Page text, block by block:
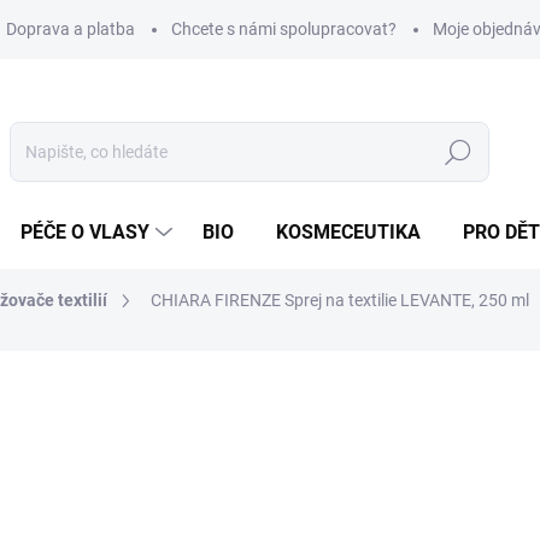
Doprava a platba Chcete s námi spolupracovat? Moje
Hledat
PÉČE O VLASY BIO KOSMECEUTIKA PRO
textilií CHIARA FIRENZE Sprej na textilie LEVANTE, 250 ml